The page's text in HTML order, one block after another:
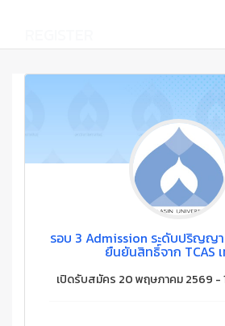
รอบ 3 Admission ระดับปริญญ
ยืนยันสิทธิ์จาก TCAS
เปิดรับสมัคร 20 พฤษภาคม 2569 -